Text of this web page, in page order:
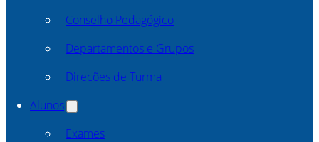
Conselho Pedagógico
Departamentos e Grupos
Direcões de Turma
Alunos
Exames